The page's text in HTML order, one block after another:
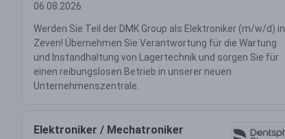
06.08.2026
Werden Sie Teil der DMK Group als Elektroniker (m/w/d) in
Zeven! Übernehmen Sie Verantwortung für die Wartung
und Instandhaltung von Lagertechnik und sorgen Sie für
einen reibungslosen Betrieb in unserer neuen
Unternehmenszentrale.
Elektroniker / Mechatroniker